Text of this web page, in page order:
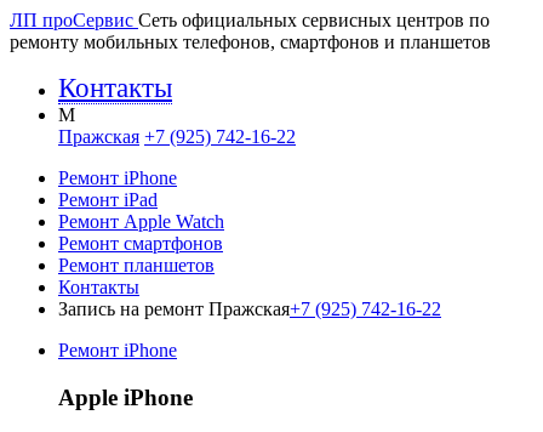
ЛП проСервис Сеть официальных сервисных центров по
ремонту мобильных телефонов, смартфонов и планшетов
Контакты
M
Пражская +7 (925) 742-16-22
Ремонт iPhone
Ремонт iPad
Ремонт Apple Watch
Ремонт смартфонов
Ремонт планшетов
Контакты
Запись на ремонт Пражская+7 (925) 742-16-22
Ремонт iPhone
Apple iPhone